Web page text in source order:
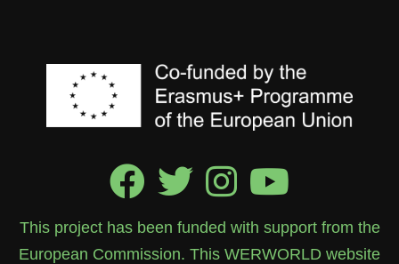
This project has been funded with support from the
European Commission. This WERWORLD website